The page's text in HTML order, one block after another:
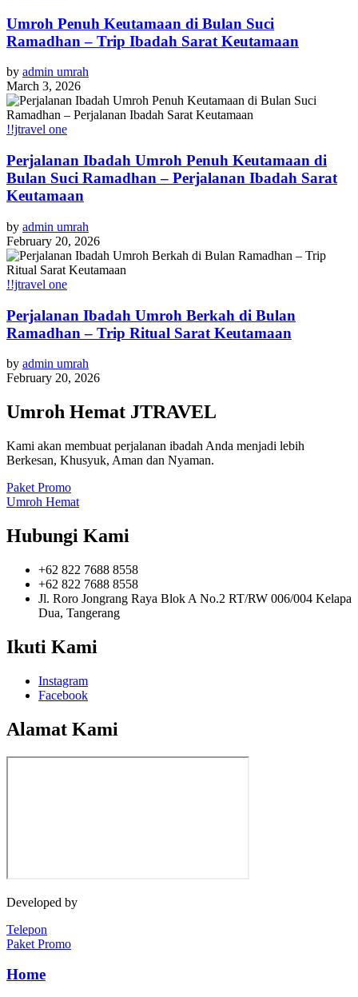
Umroh Penuh Keutamaan di Bulan Suci
Ramadhan – Trip Ibadah Sarat Keutamaan
by admin umrah
March 3, 2026
!!jtravel one
Perjalanan Ibadah Umroh Penuh Keutamaan di
Bulan Suci Ramadhan – Perjalanan Ibadah Sarat
Keutamaan
by admin umrah
February 20, 2026
!!jtravel one
Perjalanan Ibadah Umroh Berkah di Bulan
Ramadhan – Trip Ritual Sarat Keutamaan
by admin umrah
February 20, 2026
Umroh Hemat JTRAVEL
Kami akan membuat perjalanan ibadah Anda menjadi lebih
Berkesan, Khusyuk, Aman dan Nyaman.
Paket Promo
Umroh Hemat
Hubungi Kami
+62 822 7688 8558
+62 822 7688 8558
Jl. Roro Jongrang Raya Blok A No.2 RT/RW 006/004 Kelapa
Dua, Tangerang
Ikuti Kami
Instagram
Facebook
Alamat Kami
Developed by
Telepon
Paket Promo
Home